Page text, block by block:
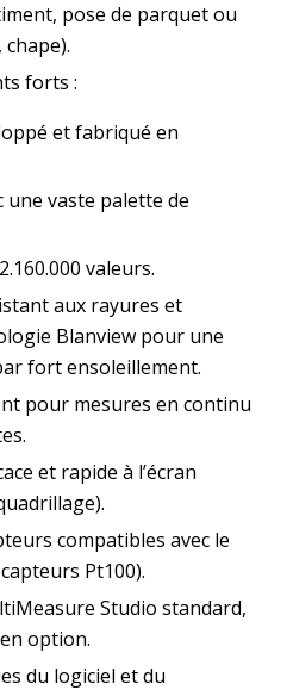
pose de parquet ou
forts :
et fabriqué en
une vaste palette de
valeurs.
aux rayures et
Blanview pour une
fort ensoleillement.
pour mesures en continu
et rapide à l’écran
compatibles avec le
Pt100).
Studio standard,
option.
du logiciel et du